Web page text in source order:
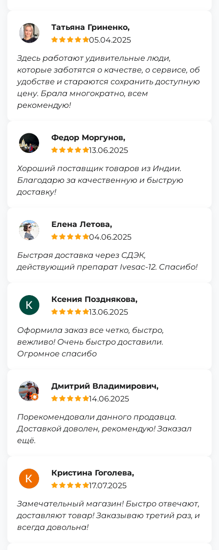
Татьяна Гриненко,
05.04.2025
Здесь работают удивительные люди,
которые заботятся о качестве, о сервисе, об
удобстве и стараются сохранить доступную
цену. Брала многократно, всем
рекомендую!
Федор Моргунов,
13.06.2025
Хороший поставщик товаров из Индии.
Благодарю за качественную и быструю
доставку!
Елена Летова,
04.06.2025
Быстрая доставка через СДЭК,
действующий препарат Ivesac-12. Спасибо!
Ксения Позднякова,
13.06.2025
Оформила заказ все четко, быстро,
вежливо! Очень быстро доставили.
Огромное спасибо
Дмитрий Владимирович,
14.06.2025
Порекомендовали данного продавца.
Доставкой доволен, рекомендую! Заказал
ещё.
Кристина Гоголева,
17.07.2025
Замечательный магазин! Быстро отвечают,
доставляют товар! Заказываю третий раз, и
всегда довольна!